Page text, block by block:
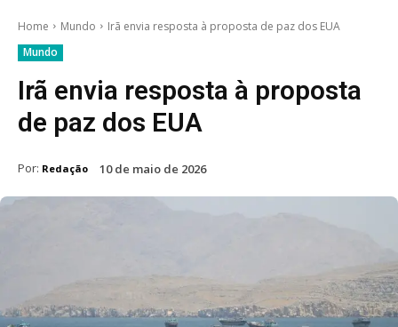
Home Mundo
Irã envia resposta à proposta de paz dos EUA
Mundo
Irã envia resposta à proposta
de paz dos EUA
Por: Redação 10 de maio de 2026